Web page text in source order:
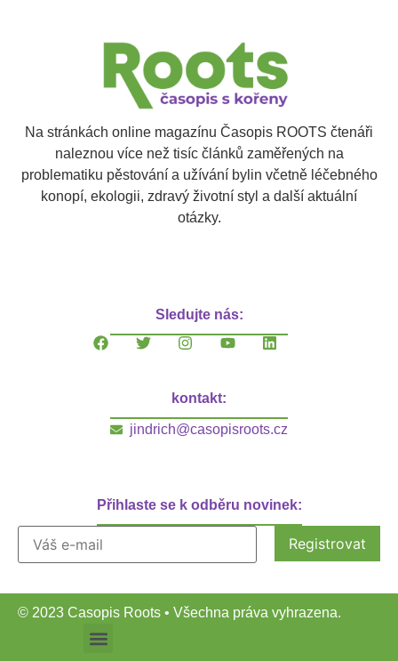
Na stránkách online magazínu Časopis ROOTS čtenáři
naleznou více než tisíc článků zaměřených na
problematiku pěstování a užívání bylin včetně léčebného
konopí, ekologii, zdravý životní styl a další aktuální
otázky.
Sledujte nás:
kontakt:
jindrich@casopisroots.cz
Přihlaste se k odběru novinek:
© 2023 Casopis Roots • Všechna práva vyhrazena.